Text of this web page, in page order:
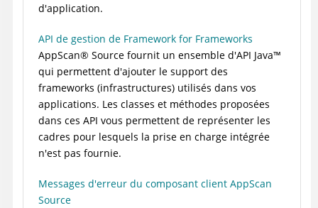
d'application.
API de gestion de Framework for Frameworks
AppScan® Source fournit un ensemble d'API Java™
qui permettent d'ajouter le support des
frameworks (infrastructures) utilisés dans vos
applications. Les classes et méthodes proposées
dans ces API vous permettent de représenter les
cadres pour lesquels la prise en charge intégrée
n'est pas fournie.
Messages d'erreur du composant client AppScan
Source